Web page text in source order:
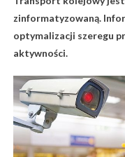
zinformatyzowaną.
optymalizacji szeregu
aktywności.